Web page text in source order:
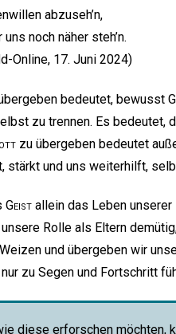
abzuseh’n,
noch näher steh’n.
Online, 17. Juni 2024)
bedeutet, bewusst
zu trennen. Es bedeutet,
zu übergeben bedeutet
stärkt und uns weiterhilft,
Geist allein das Leben
Rolle als Eltern
und übergeben wir
nur zu Segen und Fortschritt
diese erforschen möchten,